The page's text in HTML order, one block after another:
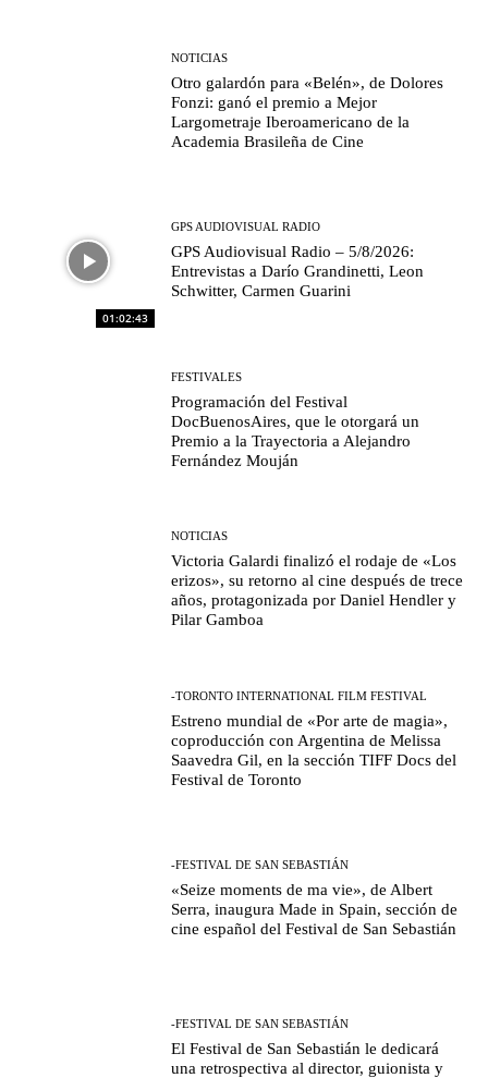
NOTICIAS
Otro galardón para «Belén», de Dolores
Fonzi: ganó el premio a Mejor
Largometraje Iberoamericano de la
Academia Brasileña de Cine
01:02:43
GPS AUDIOVISUAL RADIO
GPS Audiovisual Radio – 5/8/2026:
Entrevistas a Darío Grandinetti, Leon
Schwitter, Carmen Guarini
FESTIVALES
Programación del Festival
DocBuenosAires, que le otorgará un
Premio a la Trayectoria a Alejandro
Fernández Mouján
NOTICIAS
Victoria Galardi finalizó el rodaje de «Los
erizos», su retorno al cine después de trece
años, protagonizada por Daniel Hendler y
Pilar Gamboa
-TORONTO INTERNATIONAL FILM FESTIVAL
Estreno mundial de «Por arte de magia»,
coproducción con Argentina de Melissa
Saavedra Gil, en la sección TIFF Docs del
Festival de Toronto
-FESTIVAL DE SAN SEBASTIÁN
«Seize moments de ma vie», de Albert
Serra, inaugura Made in Spain, sección de
cine español del Festival de San Sebastián
-FESTIVAL DE SAN SEBASTIÁN
El Festival de San Sebastián le dedicará
una retrospectiva al director, guionista y